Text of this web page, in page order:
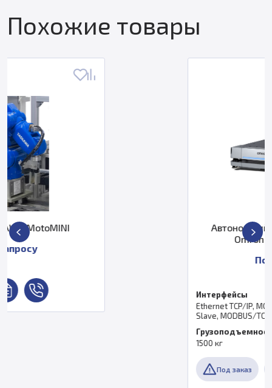
Похожие товары
Автономный мобильный робот
Omron 37480-00000
Ethernet TCP/IP, MODBUS Master, MODBUS
Slave, MODBUS/TCP, Serial RS-232C
Грузоподъемность